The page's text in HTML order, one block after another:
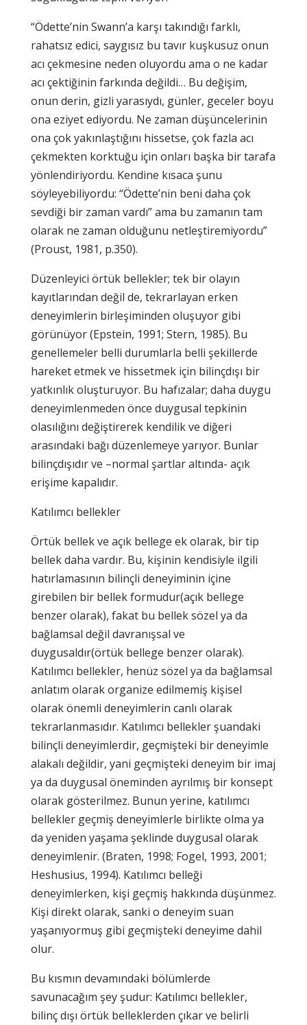
“Ödette’nin Swann’a karşı takındığı farklı,
rahatsız edici, saygısız bu tavır kuşkusuz onun
acı çekmesine neden oluyordu ama o ne kadar
acı çektiğinin farkında değildi… Bu değişim,
onun derin, gizli yarasıydı, günler, geceler boyu
ona eziyet ediyordu. Ne zaman düşüncelerinin
ona çok yakınlaştığını hissetse, çok fazla acı
çekmekten korktuğu için onları başka bir tarafa
yönlendiriyordu. Kendine kısaca şunu
söyleyebiliyordu: “Ödette’nin beni daha çok
sevdiği bir zaman vardı” ama bu zamanın tam
olarak ne zaman olduğunu netleştiremiyordu”
(Proust, 1981, p.350).
Düzenleyici örtük bellekler; tek bir olayın
kayıtlarından değil de, tekrarlayan erken
deneyimlerin birleşiminden oluşuyor gibi
görünüyor (Epstein, 1991; Stern, 1985). Bu
genellemeler belli durumlarla belli şekillerde
hareket etmek ve hissetmek için bilinçdışı bir
yatkınlık oluşturuyor. Bu hafızalar; daha duygu
deneyimlenmeden önce duygusal tepkinin
olasılığını değiştirerek kendilik ve diğeri
arasındaki bağı düzenlemeye yarıyor. Bunlar
bilinçdışıdır ve –normal şartlar altında- açık
erişime kapalıdır.
Katılımcı bellekler
Örtük bellek ve açık bellege ek olarak, bir tip
bellek daha vardır. Bu, kişinin kendisiyle ilgili
hatırlamasının bilinçli deneyiminin içine
girebilen bir bellek formudur(açık bellege
benzer olarak), fakat bu bellek sözel ya da
bağlamsal değil davranışsal ve
duygusaldır(örtük bellege benzer olarak).
Katılımcı bellekler, henüz sözel ya da bağlamsal
anlatım olarak organize edilmemiş kişisel
olarak önemli deneyimlerin canlı olarak
tekrarlanmasıdır. Katılımcı bellekler şuandaki
bilinçli deneyimlerdir, geçmişteki bir deneyimle
alakalı değildir, yani geçmişteki deneyim bir imaj
ya da duygusal öneminden ayrılmış bir konsept
olarak gösterilmez. Bunun yerine, katılımcı
bellekler geçmiş deneyimlerle birlikte olma ya
da yeniden yaşama şeklinde duygusal olarak
deneyimlenir. (Braten, 1998; Fogel, 1993, 2001;
Heshusius, 1994). Katılımcı belleği
deneyimlerken, kişi geçmiş hakkında düşünmez.
Kişi direkt olarak, sanki o deneyim suan
yaşanıyormuş gibi geçmişteki deneyime dahil
olur.
Bu kısmın devamındaki bölümlerde
savunacağım şey şudur: Katılımcı bellekler,
bilinç dışı örtük belleklerden çıkar ve belirli